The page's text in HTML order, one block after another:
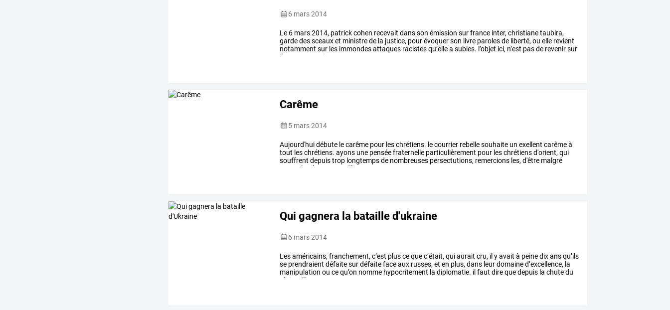
6 mars 2014
Le 6 mars2014, patrickcohen recevait dansson émission surfrance inter, christianetaubira,
gardedessceauxet ministrede la justice, pourévoquerson livre parolesde liberté, ou elle revient
notamment sur les immondesattaques racistesqu’ellea subies. l’objet ici, n’est pasde revenirsur
les
racistes
Carême
5 mars 2014
Aujourd'huidébute lecarême pour leschrétiens. lecourrier rebellesouhaite un exellent carêmeà
tout leschrétiens. ayons une penséefraternelle particulièrement pour leschrétiensd'orient, qui
souffrent depuistrop longtempsde nombreuses persectutions, remercions les, d'être malgré
les épreuves qu'ils
Qui gagnera la bataille d'ukraine
6 mars 2014
Lesaméricains, franchement, c’est pluscequec’était, quiaurait cru, il yavait à peinedixansqu’ils
se prendraient défaitesurdéfaitefaceaux russes, et en plus, dans leurdomained’excellence, la
manipulation ou cequ’on nomme hypocritement la diplomatie. il faut direquedepuis la chutedu
régime
libyen,